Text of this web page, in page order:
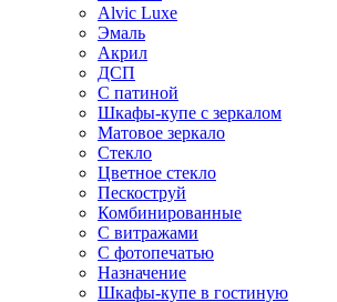
Alvic Luxe
Эмаль
Акрил
ДСП
С патиной
Шкафы-купе с зеркалом
Матовое зеркало
Стекло
Цветное стекло
Пескоструй
Комбинированные
С витражами
С фотопечатью
Назначение
Шкафы-купе в гостиную